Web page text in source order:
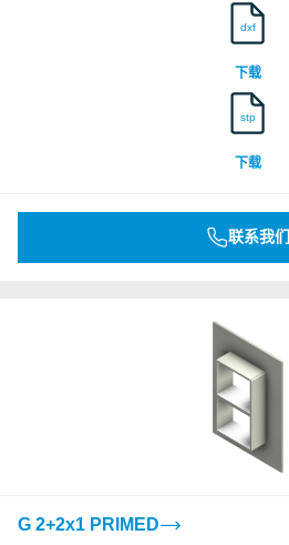
dxf
下载
stp
下载
联系我们
G 2+2x1 PRIMED